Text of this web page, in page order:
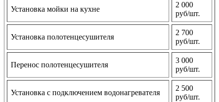
Установка мойки на кухне
2 000
руб/шт.
Установка полотенцесушителя
2 700
руб/шт.
Перенос полотенцесушителя
3 000
руб/шт.
Установка с подключением водонагревателя
2 500
руб/шт.